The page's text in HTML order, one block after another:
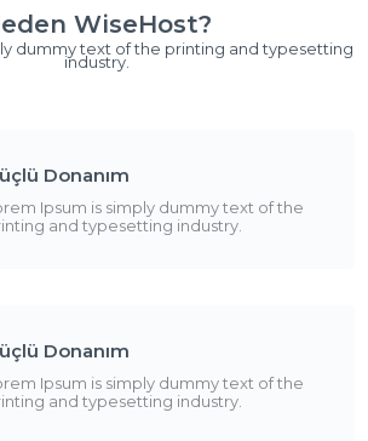
WiseHost?
dummy text of the printing and typesetting
industry.
Donanım
Ipsum is simply dummy text of the
and typesetting industry.
Donanım
Ipsum is simply dummy text of the
and typesetting industry.